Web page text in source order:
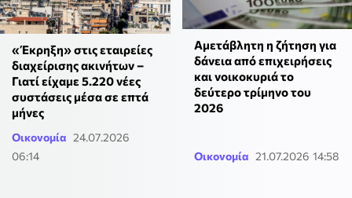
«Έκρηξη» στις εταιρείες
διαχείρισης ακινήτων –
Γιατί είχαμε 5.220 νέες
συστάσεις μέσα σε επτά
μήνες
Οικονομία 24.07.2026
06:14
Αμετάβλητη η ζήτηση για
δάνεια από επιχειρήσεις
και νοικοκυριά το
δεύτερο τρίμηνο του
2026
Οικονομία 21.07.2026 14:58